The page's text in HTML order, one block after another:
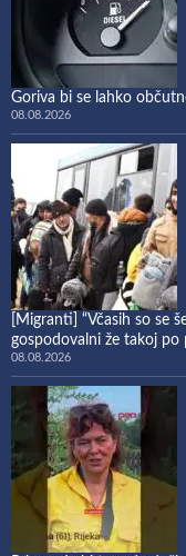
Goriva bi se lahko
08.08.2026
[Migranti] “Včasih so se
gospodovalni že takoj po
08.08.2026